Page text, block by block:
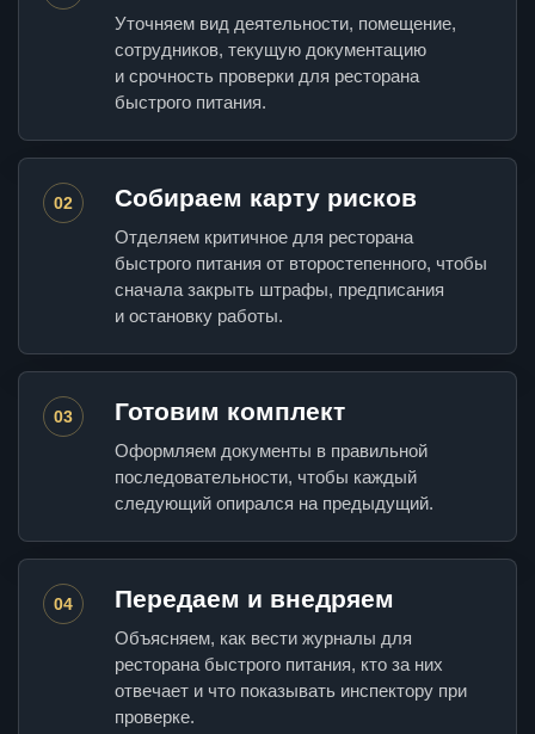
Уточняем вид деятельности, помещение,
сотрудников, текущую документацию
и срочность проверки для ресторана
быстрого питания.
02 Собираем карту рисков
Отделяем критичное для ресторана
быстрого питания от второстепенного, чтобы
сначала закрыть штрафы, предписания
и остановку работы.
03 Готовим комплект
Оформляем документы в правильной
последовательности, чтобы каждый
следующий опирался на предыдущий.
04 Передаем и внедряем
Объясняем, как вести журналы для
ресторана быстрого питания, кто за них
отвечает и что показывать инспектору при
проверке.